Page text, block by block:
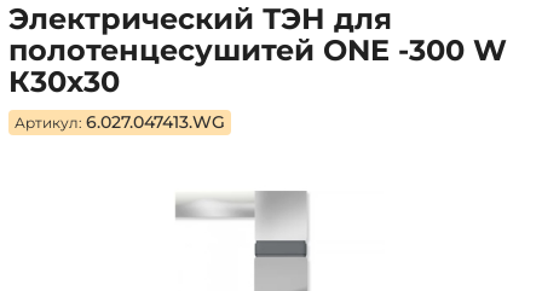
Электрический ТЭН для
полотенцесушитей ONE -300 W
К30х30
Артикул: 6.027.047413.WG